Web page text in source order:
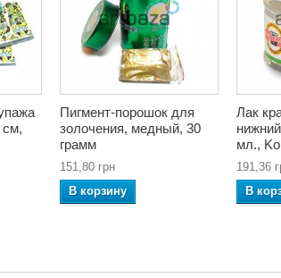
см,
Пигмент-порошок для
золочения, медный, 30
грамм
151,80 грн
В корзину
Лак
мл.,
191,36
В